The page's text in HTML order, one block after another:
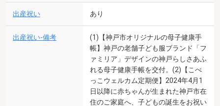
出産祝い あり
出産祝い-備考
(1)【神戸市オリジナルの母子健康手
帳】神戸の老舗子ども服ブランド「フ
ァミリア」デザインの神戸らしさあふ
れる母子健康手帳を交付。(2)【こべ
っこウェルカム定期便】2024年4月1
日以降に赤ちゃんが生まれた神戸市在
住のご家庭へ、子どもの誕生をお祝い